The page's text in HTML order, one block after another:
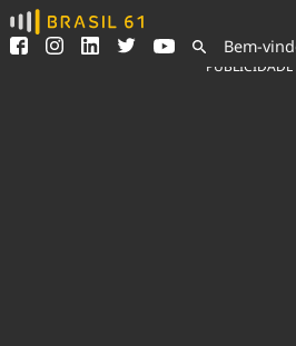
Ver todas as notícias
Podcasts
Bem-
PUBLICIDADE